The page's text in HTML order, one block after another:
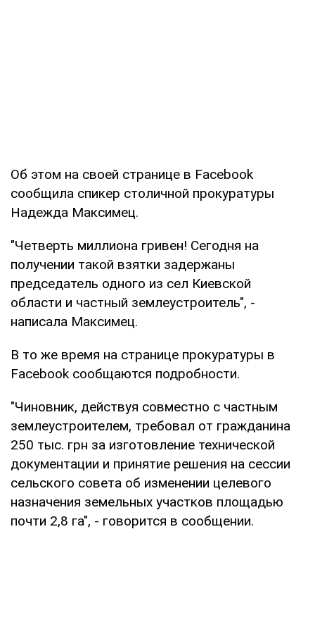
Об этом на своей странице в Facebook
сообщила спикер столичной прокуратуры
Надежда Максимец.
"Четверть миллиона гривен! Сегодня на
получении такой взятки задержаны
председатель одного из сел Киевской
области и частный землеустроитель", -
написала Максимец.
В то же время на странице прокуратуры в
Facebook сообщаются подробности.
"Чиновник, действуя совместно с частным
землеустроителем, требовал от гражданина
250 тыс. грн за изготовление технической
документации и принятие решения на сессии
сельского совета об изменении целевого
назначения земельных участков площадью
почти 2,8 га", - говорится в сообщении.